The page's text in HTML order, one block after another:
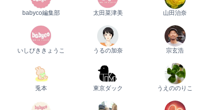
babyco編集部 太田菜津美 山田治奈
いしびききょうこ うるの加奈 宗玄浩
兎本 東京ダック うえののりこ